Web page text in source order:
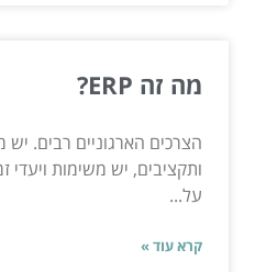
מה זה ERP?
הצרכים הארגוניים רבים. יש
ותקציבים, יש משימות ויעדי
על...
קרא עוד »